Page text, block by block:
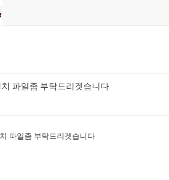
파일좀 부탁드리겟습니다
파일좀 부탁드리겟습니다